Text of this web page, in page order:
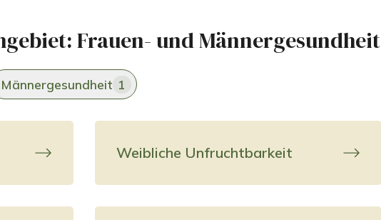
Frauen- und Männergesundheit
Männergesundheit 1
Weibliche Unfruchtbarkeit